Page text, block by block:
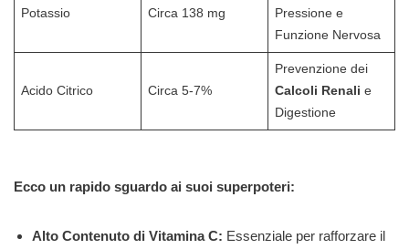
Potassio Circa 138 mg
Pressione e
Funzione Nervosa
Acido Citrico Circa 5-7%
Prevenzione dei
Calcoli Renali e
Digestione
Ecco un rapido sguardo ai suoi superpoteri:
Alto Contenuto di Vitamina C: Essenziale per rafforzare il